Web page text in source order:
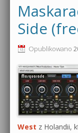
Side
Opublikowano
West z Holandii,